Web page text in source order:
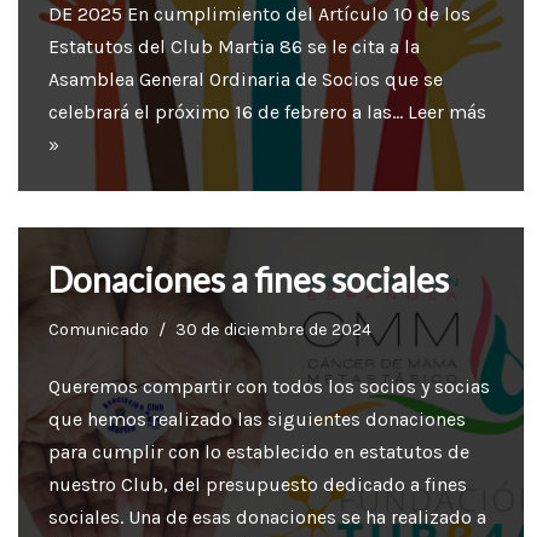
DE 2025 En cumplimiento del Artículo 10 de los
Estatutos del Club Martia 86 se le cita a la
Asamblea General Ordinaria de Socios que se
celebrará el próximo 16 de febrero a las… Leer más
»
Donaciones a fines sociales
Comunicado 30 de diciembre de 2024
Queremos compartir con todos los socios y socias
que hemos realizado las siguientes donaciones
para cumplir con lo establecido en estatutos de
nuestro Club, del presupuesto dedicado a fines
sociales. Una de esas donaciones se ha realizado a